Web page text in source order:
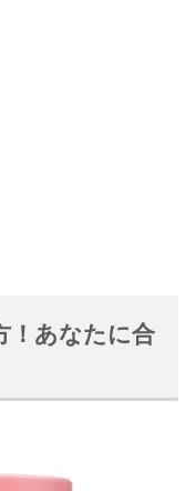
！あなたに合